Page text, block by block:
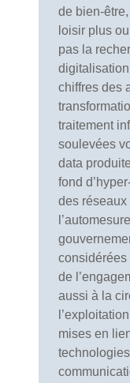
de bien-
loisir plus
pas la
chiffres des
traitement
soulevées
data
fond
des réseaux
considérées
de
aussi à la
mises en